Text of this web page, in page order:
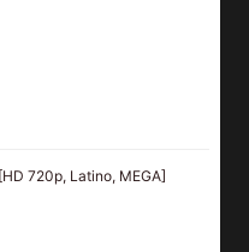
720p, Latino, MEGA]